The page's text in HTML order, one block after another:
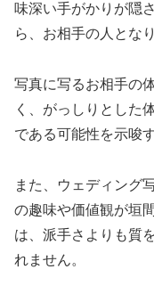
味深い手がかりが隠
ら、お相手の人とな
写真に写るお相手の
く、がっしりとした
である可能性を示唆
また、ウェディング
の趣味や価値観が垣
は、派手さよりも質
れません。